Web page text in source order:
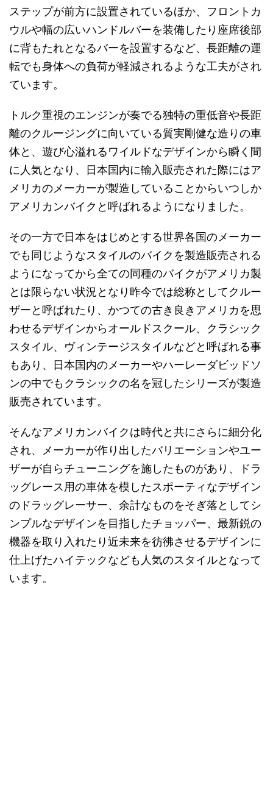
ステップが前方に設置されているほか、フロントカ
ウルや幅の広いハンドルバーを装備したり座席後部
に背もたれとなるバーを設置するなど、長距離の運
転でも身体への負荷が軽減されるような工夫がされ
ています。
トルク重視のエンジンが奏でる独特の重低音や長距
離のクルージングに向いている質実剛健な造りの車
体と、遊び心溢れるワイルドなデザインから瞬く間
に人気となり、日本国内に輸入販売された際にはア
メリカのメーカーが製造していることからいつしか
アメリカンバイクと呼ばれるようになりました。
その一方で日本をはじめとする世界各国のメーカー
でも同じようなスタイルのバイクを製造販売される
ようになってから全ての同種のバイクがアメリカ製
とは限らない状況となり昨今では総称としてクルー
ザーと呼ばれたり、かつての古き良きアメリカを思
わせるデザインからオールドスクール、クラシック
スタイル、ヴィンテージスタイルなどと呼ばれる事
もあり、日本国内のメーカーやハーレーダビッドソ
ンの中でもクラシックの名を冠したシリーズが製造
販売されています。
そんなアメリカンバイクは時代と共にさらに細分化
され、メーカーが作り出したバリエーションやユー
ザーが自らチューニングを施したものがあり、ドラ
ッグレース用の車体を模したスポーティなデザイン
のドラッグレーサー、余計なものをそぎ落としてシ
ンプルなデザインを目指したチョッパー、最新鋭の
機器を取り入れたり近未来を彷彿させるデザインに
仕上げたハイテックなども人気のスタイルとなって
います。